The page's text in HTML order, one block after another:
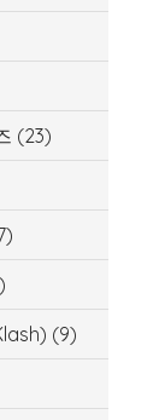
(23)
(9)